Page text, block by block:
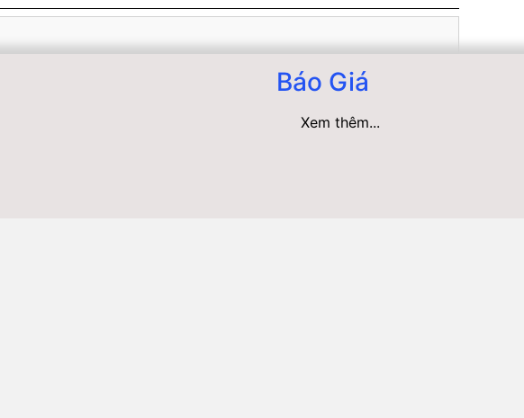
Báo Giá
Xem thêm...